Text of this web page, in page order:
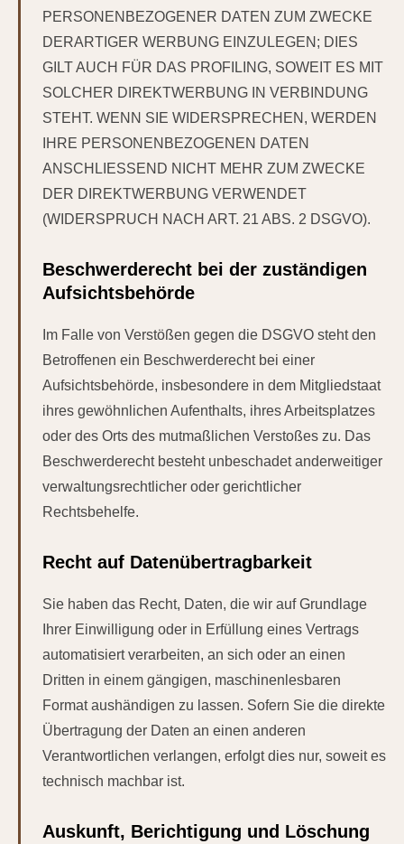
PERSONENBEZOGENER DATEN ZUM ZWECKE
DERARTIGER WERBUNG EINZULEGEN; DIES
GILT AUCH FÜR DAS PROFILING, SOWEIT ES MIT
SOLCHER DIREKTWERBUNG IN VERBINDUNG
STEHT. WENN SIE WIDERSPRECHEN, WERDEN
IHRE PERSONENBEZOGENEN DATEN
ANSCHLIESSEND NICHT MEHR ZUM ZWECKE
DER DIREKTWERBUNG VERWENDET
(WIDERSPRUCH NACH ART. 21 ABS. 2 DSGVO).
Beschwerde­recht bei der zuständigen
Aufsichts­behörde
Im Falle von Verstößen gegen die DSGVO steht den
Betroffenen ein Beschwerderecht bei einer
Aufsichtsbehörde, insbesondere in dem Mitgliedstaat
ihres gewöhnlichen Aufenthalts, ihres Arbeitsplatzes
oder des Orts des mutmaßlichen Verstoßes zu. Das
Beschwerderecht besteht unbeschadet anderweitiger
verwaltungsrechtlicher oder gerichtlicher
Rechtsbehelfe.
Recht auf Daten­übertrag­barkeit
Sie haben das Recht, Daten, die wir auf Grundlage
Ihrer Einwilligung oder in Erfüllung eines Vertrags
automatisiert verarbeiten, an sich oder an einen
Dritten in einem gängigen, maschinenlesbaren
Format aushändigen zu lassen. Sofern Sie die direkte
Übertragung der Daten an einen anderen
Verantwortlichen verlangen, erfolgt dies nur, soweit es
technisch machbar ist.
Auskunft, Berichtigung und Löschung